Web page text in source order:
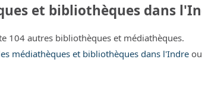
et bibliothèques dans
104 autres bibliothèques et médiathèques.
médiathèques et bibliothèques dans l'Indre